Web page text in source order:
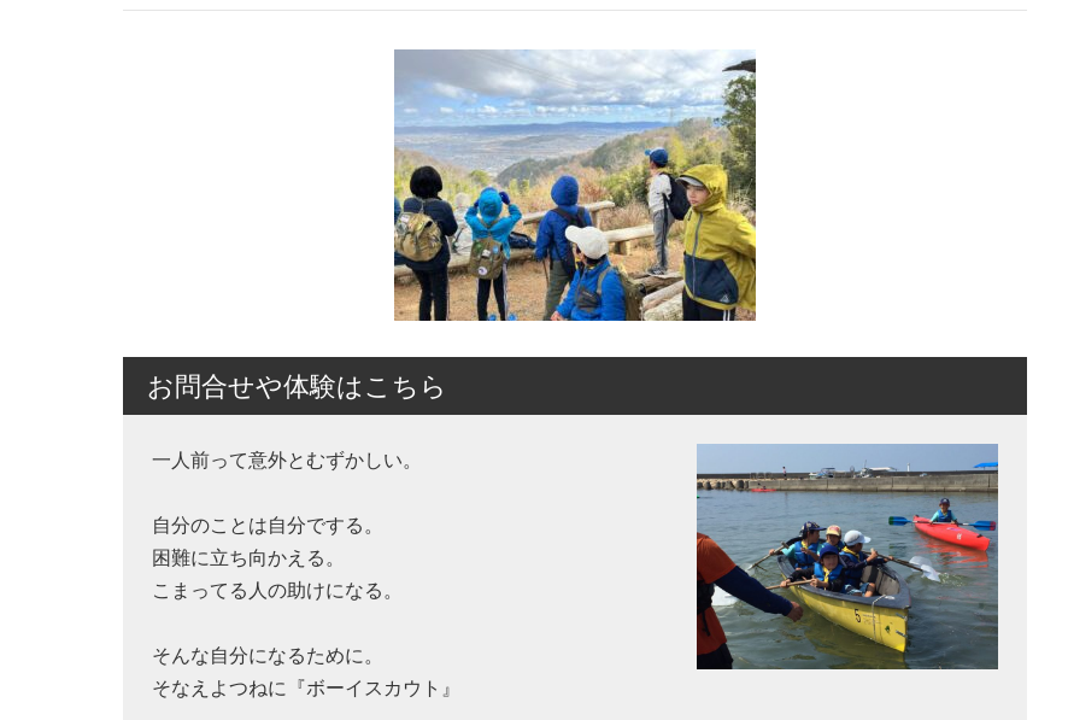
お問合せや体験はこちら
一人前って意外とむずかしい。
自分のことは自分でする。
困難に立ち向かえる。
こまってる人の助けになる。
そんな自分になるために。
そなえよつねに『ボーイスカウト』